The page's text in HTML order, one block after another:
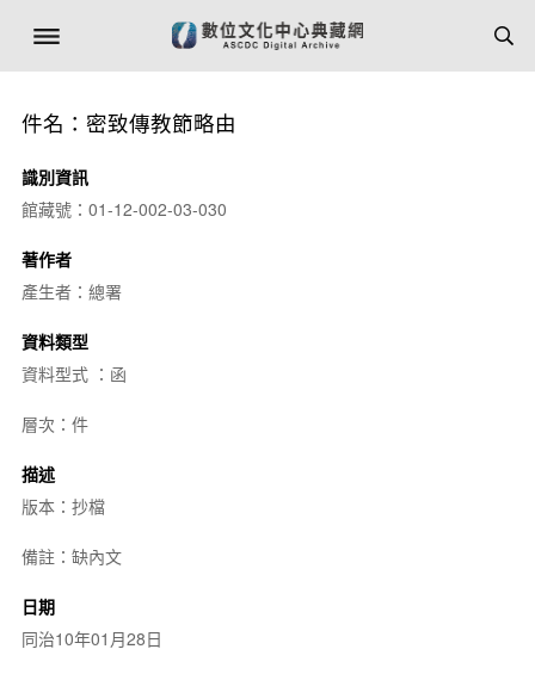
件名：密致傳教節略由
識別資訊
館藏號：01-12-002-03-030
著作者
產生者：總署
資料類型
資料型式 ：函
層次：件
描述
版本：抄檔
備註：缺內文
日期
同治10年01月28日